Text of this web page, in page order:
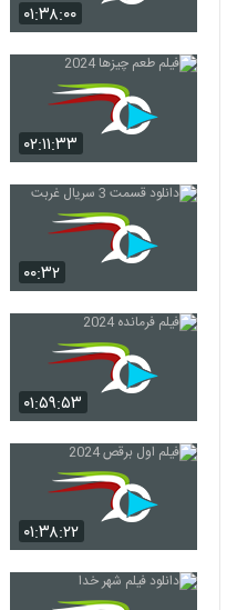
۰۱:۳۸:۰۰
۰۲:۱۱:۳۳
۰۰:۳۲
۰۱:۵۹:۵۳
۰۱:۳۸:۲۲